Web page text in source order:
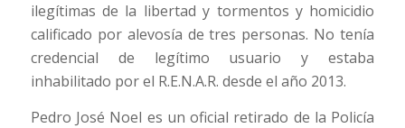
ilegítimas de la libertad y tormentos y homicidio
calificado por alevosía de tres personas. No tenía
credencial de legítimo usuario y estaba
inhabilitado por el R.E.N.A.R. desde el año 2013.
Pedro José Noel es un oficial retirado de la Policía